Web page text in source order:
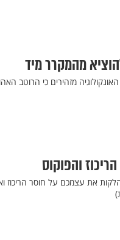
מהמקרר מיד
מזהירים כי הרוטב
את עצמכם על חוסר הריכוז